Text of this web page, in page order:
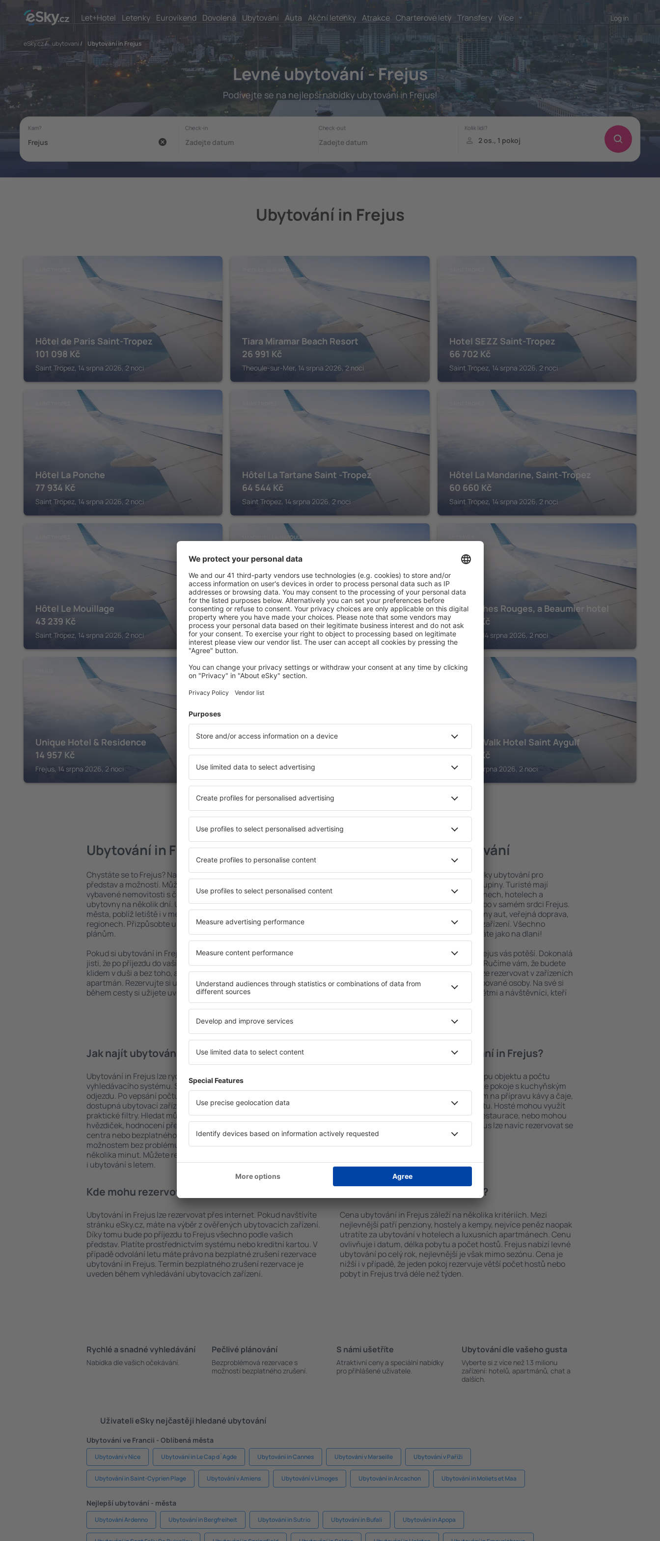
Let+Hotel Letenky Eurovíkend Dovolená Ubytování Auta Akční letenky Atrakce Charterové lety Transfery Více Log in
eSky.cz/ ubytovani / Ubytování in Frejus
Levné ubytování - Frejus
Podívejte se na nejlepší nabídky ubytování in Frejus!
Ubytování in Frejus
Hôtel de Paris Saint-Tropez
101 098 Kč
Saint Tropez, 14 srpna 2026, 2 noci
THEOULE-SUR-MER
Tiara Miramar Beach Resort
26 991 Kč
Theoule-sur-Mer, 14 srpna 2026, 2 noci
Hotel SEZZ Saint-Tropez
66 702 Kč
Saint Tropez, 14 srpna 2026, 2 noci
Hôtel La Ponche
77 934 Kč
Saint Tropez, 14 srpna 2026, 2 noci
Hôtel La Tartane Saint -Tropez
64 544 Kč
Saint Tropez, 14 srpna 2026, 2 noci
Hôtel La Mandarine, Saint-Tropez
60 660 Kč
Saint Tropez, 14 srpna 2026, 2 noci
Hôtel Le Mouillage
43 239 Kč
Saint Tropez, 14 srpna 2026, 2 noci
MANDELIEU-LA-NAPOULE
Ermitage de l'Oasis & Spa - Cannes
Mandelieu
14 538Kč
Mandelieu-la-Napoule, 14 srpna 2026, 2 noci
Les Roches Rouges, a Beaumier hotel
47 922
Kč
Le Trayas, 14 srpna 2026, 2 noci
Unique Hotel & Residence
14 957 Kč
Frejus, 14 srpna 2026, 2 noci
FREJUS
Mercure Thalasso and Spa Port Frejus
16 587Kč
Frejus, 14 srpna 2026, 2 noci
FREJUS
Van der Valk Hotel Saint Aygulf
14 060
Kč
Frejus, 14 srpna 2026, 2 noci
Podívejte se na další nabídky in Frejus
Ubytování in Frejus
Chystáte se to Frejus? Najděte si ubytování přesně podle vašich
představ a možností. Můžete využít prostorné, komfortně
vybavené nemovitosti s četnými vymoženostmi, jakož i levné
ubytovny na několik dní. Ubytování in Frejus je dostupné v centru
města, poblíž letiště i v méně vyhledávaných okresech nebo
regionech. Přizpůsobte ubytování vašim potřebám a dalším
plánům.
Pokud si ubytování in Frejus zarezervujete včas, můžete si být
jisti, že po příjezdu do vaší destinace si budete moci odpočinout s
klidem v duši a bez toho, abyste museli hledat hotel nebo
apartmán. Rezervujte si ubytování před odjezdem to Frejus a
během cesty si užijete uvolněnou atmosféru.
Frejus – nejlepší ubytování
in Frejus si můžete vybrat ze široké nabídky ubytování pro
jednotlivce, páry, rodiny, seniory nebo skupiny. Turisté mají
možnost přenocovat v různých apartmánech, hotelech a
penzionech – v poklidných oblastech nebo v samém srdci Frejus.
Mezi další výhody patří i nedaleké půjčovny aut, veřejná doprava,
četné obchody, restaurační a rekreační zařízení. Všechno
nezbytné pro nezapomenutelný výlet máte jako na dlani!
Pokud toužíte po luxusním ubytování, Frejus vás potěší. Dokonalá
dovolená nebo úspěšná služební cesta? Ručíme vám, že budete
nadmíru spokojeni. Ubytování in Frejus lze rezervovat v zařízeních
s bezbariérovým přístupem pro handicapované osoby. Na své si
přijdou i rodiny s batolaty nebo malými dětmi a návštěvníci, kteří
cestují se zvířaty.
Jak najít ubytování in Frejus?
Ubytování in Frejus lze rychle najít prostřednictvím našeho
vyhledávacího systému. Stačí uvést cíl cesty a termín příjezdu a
odjezdu. Po vepsání počtu cestujících systém rychle najde
dostupná ubytovací zařízení in Frejus. Výběr ubytování usnadní i
praktické filtry. Hledat můžete podle typu zařízení, počtu
hvězdiček, hodnocení předchozích návštěvníků, vzdálenosti od
centra nebo bezplatného zrušení rezervace. Díky těmto
možnostem bez problému najdete ubytování in Frejus v průběhu
několika minut. Můžete rezervovat pouze ubytovací zařízení nebo
i ubytování s letem.
Jaké vybavení nabízí ubytování in Frejus?
Vybavení ubytování in Frejus záleží na typu objektu a počtu
hvězdiček. V dostupných místech najdete pokoje s kuchyňským
koutem, balkonem, klimatizací, přístrojem na přípravu kávy a čaje,
sadou ručníků nebo přístupem k internetu. Hosté mohou využít
bezplatné parkování, objednat si jídla z restaurace, nebo mohou
zvolit hotel s bazénem. Ubytování in Frejus lze navíc rezervovat se
službou přepravy z nebo na letiště.
Kde mohu rezervovat ubytování in Frejus?
Ubytování in Frejus lze rezervovat přes internet. Pokud navštívíte
stránku eSky.cz, máte na výběr z ověřených ubytovacích zařízení.
Díky tomu bude po příjezdu to Frejus všechno podle vašich
představ. Platíte prostřednictvím systému nebo kreditní kartou. V
případě odvolání letu máte právo na bezplatné zrušení rezervace
ubytování in Frejus. Termín bezplatného zrušení rezervace je
uveden během vyhledávání ubytovacích zařízení.
Kolik stojí ubytování in Frejus?
Cena ubytování in Frejus záleží na několika kritériích. Mezi
nejlevnější patří penziony, hostely a kempy, nejvíce peněz naopak
utratíte za ubytování v hotelech a luxusních apartmánech. Cenu
ovlivňuje i datum, délka pobytu a počet hostů. Frejus nabízí levné
ubytování po celý rok, nejlevnější je však mimo sezónu. Cena je
nižší i v případě, že jeden pokoj rezervuje větší počet hostů nebo
pobyt in Frejus trvá déle než týden.
Rychlé a snadné vyhledávání
Nabídka dle vašich očekávání.
Pečlivé plánování
Bezproblémová rezervace s
možností bezplatného zrušení.
S námi ušetříte
Atraktivní ceny a speciální nabídky
pro přihlášené uživatele.
Ubytování dle vašeho gusta
Vyberte si z více než 1.3 milionu
zařízení: hotelů, apartmánů, chat a
dalších.
Uživateli eSky nejčastěji hledané ubytování
Ubytování ve Francii - Oblíbená města
Ubytování v Nice Ubytování in Le Cap d`Agde Ubytování in Cannes Ubytování v Marseille Ubytování v Paříži
Ubytování in Saint-Cyprien Plage Ubytování v Amiens Ubytování v Limoges Ubytování in Arcachon Ubytování in Moliets et Maa
Nejlepší ubytování - města
Ubytování Ardenno Ubytování in Bergfreiheit Ubytování in Sutrio Ubytování in Bufali Ubytování in Apopa